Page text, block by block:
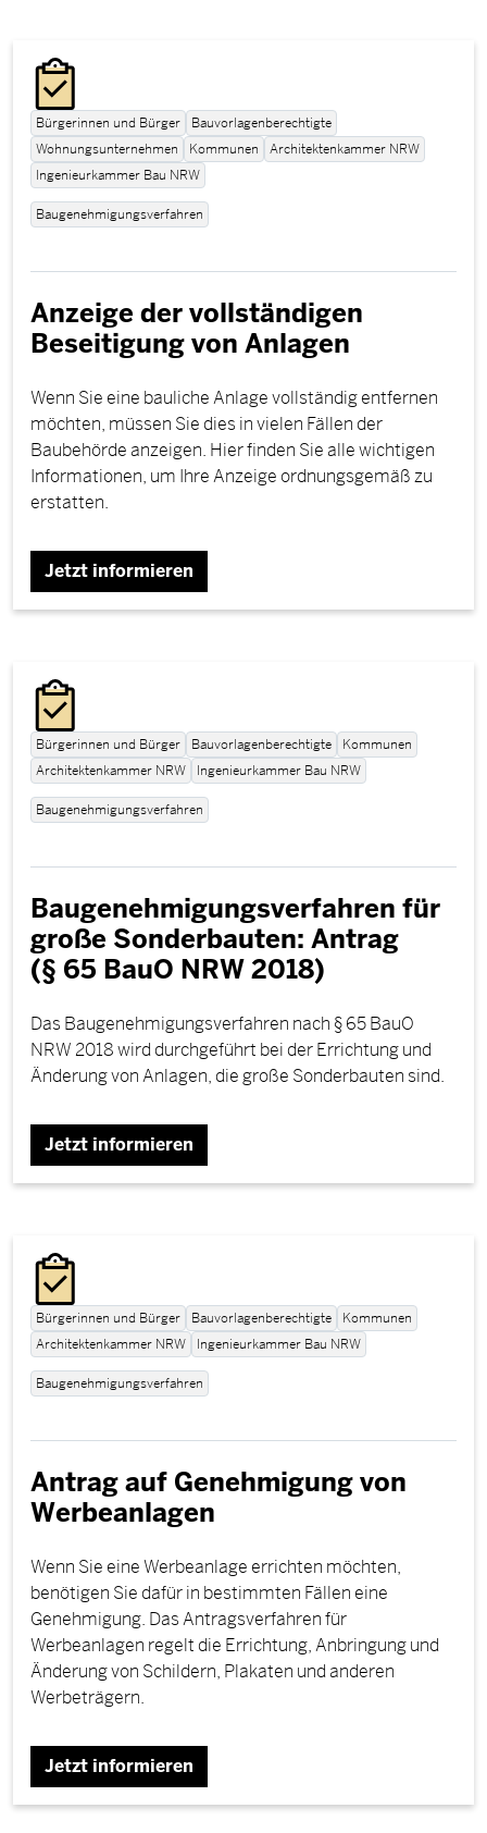
Bürgerinnen und Bürger
Bauvorlagenberechtigte
Wohnungsunternehmen
Kommunen
Architektenkammer NRW
Ingenieurkammer Bau NRW
Baugenehmigungsverfahren
Anzeige der vollständigen
Beseitigung von Anlagen
Wenn Sie eine bauliche Anlage vollständig entfernen
möchten, müssen Sie dies in vielen Fällen der
Baubehörde anzeigen. Hier finden Sie alle wichtigen
Informationen, um Ihre Anzeige ordnungsgemäß zu
erstatten.
Jetzt informieren
Bürgerinnen und Bürger Bauvorlagenberechtigte
Kommunen
Architektenkammer NRW
Ingenieurkammer Bau NRW
Baugenehmigungsverfahren
Baugenehmigungsverfahren für
große Sonderbauten: Antrag
(§ 65 BauO NRW 2018)
Das Baugenehmigungsverfahren nach § 65 BauO
NRW 2018 wird durchgeführt bei der Errichtung und
Änderung von Anlagen, die große Sonderbauten sind.
Jetzt informieren
Bürgerinnen und Bürger Bauvorlagenberechtigte
Kommunen
Architektenkammer NRW
Ingenieurkammer Bau NRW
Baugenehmigungsverfahren
Antrag auf Genehmigung von
Werbeanlagen
Wenn Sie eine Werbeanlage errichten möchten,
benötigen Sie dafür in bestimmten Fällen eine
Genehmigung. Das Antragsverfahren für
Werbeanlagen regelt die Errichtung, Anbringung und
Änderung von Schildern, Plakaten und anderen
Werbeträgern.
Jetzt informieren